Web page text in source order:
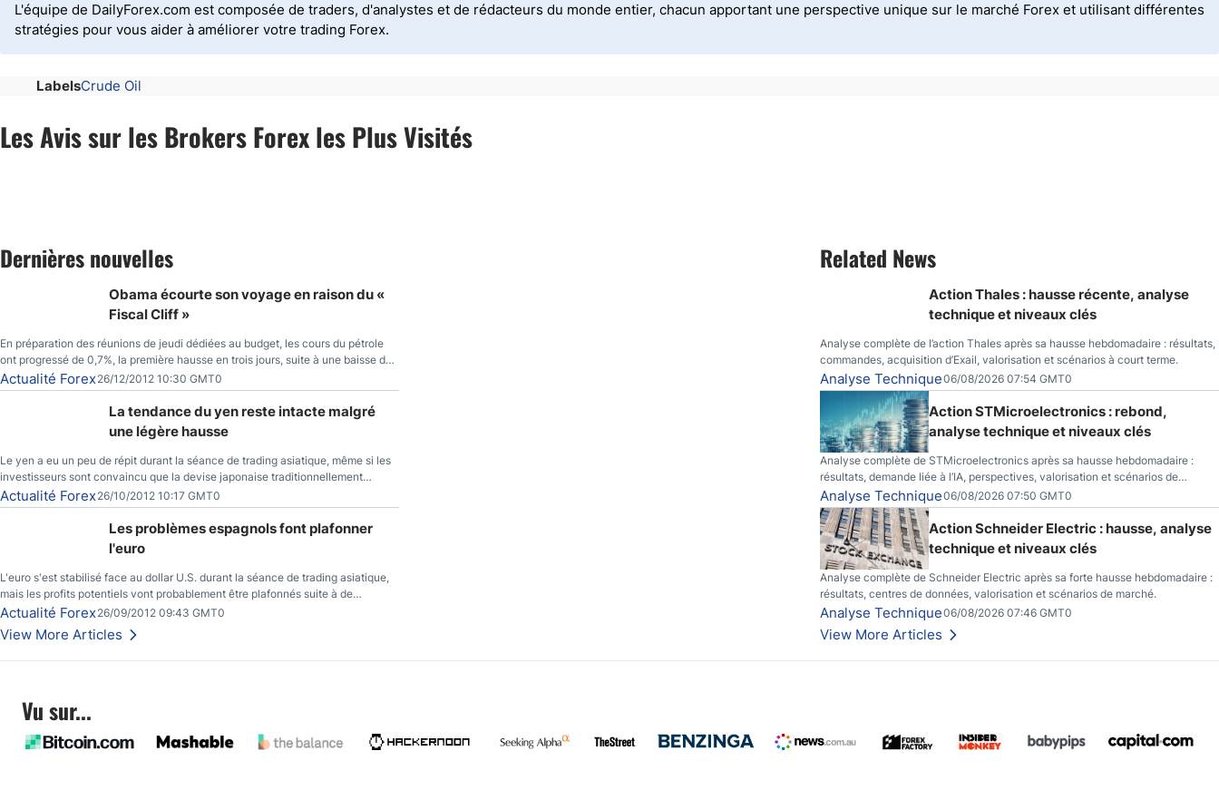
L'équipe de DailyForex.com est composée de traders, d'analystes et de rédacteurs du monde entier, chacun apportant une perspective unique sur le marché Forex et utilisant différentes
stratégies pour vous aider à améliorer votre trading Forex.
LabelsCrude Oil
Les Avis sur les Brokers Forex les Plus Visités
Dernières nouvelles
Obama écourte son voyage en raison du «
Fiscal Cliff »
En préparation des réunions de jeudi dédiées au budget, les cours du pétrole
ont progressé de 0,7%, la première hausse en trois jours, suite à une baisse du
prix des réserves de pétrole américaines à un bas de 10 semaines.
Actualité Forex26/12/2012 10:30 GMT0
La tendance du yen reste intacte malgré
une légère hausse
Le yen a eu un peu de répit durant la séance de trading asiatique, même si les
investisseurs sont convaincu que la devise japonaise traditionnellement
sécuritaire devrait chuter de façon importante après la réunion de la Banque du
Japon la semaine prochaine.
Actualité Forex26/10/2012 10:17 GMT0
Les problèmes espagnols font plafonner
l'euro
L'euro s'est stabilisé face au dollar U.S. durant la séance de trading asiatique,
mais les profits potentiels vont probablement être plafonnés suite à de
nouveaux événements liés au renflouement en Espagne, renforçant les
inquiétudes des investisseurs.
Actualité Forex26/09/2012 09:43 GMT0
View More Articles
Related News
Action Thales : hausse récente, analyse
technique et niveaux clés
Analyse complète de l’action Thales après sa hausse hebdomadaire : résultats,
commandes, acquisition d’Exail, valorisation et scénarios à court terme.
Analyse Technique06/08/2026 07:54 GMT0
Action STMicroelectronics : rebond,
analyse technique et niveaux clés
Analyse complète de STMicroelectronics après sa hausse hebdomadaire :
résultats, demande liée à l’IA, perspectives, valorisation et scénarios de
marché.
Analyse Technique06/08/2026 07:50 GMT0
Action Schneider Electric : hausse, analyse
technique et niveaux clés
Analyse complète de Schneider Electric après sa forte hausse hebdomadaire :
résultats, centres de données, valorisation et scénarios de marché.
Analyse Technique06/08/2026 07:46 GMT0
View More Articles
Vu sur...